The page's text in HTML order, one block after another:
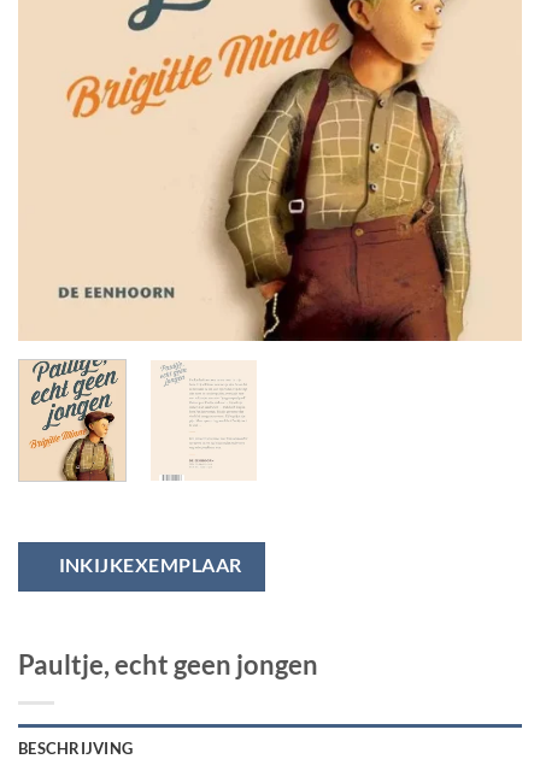
INKIJKEXEMPLAAR
Paultje, echt geen jongen
BESCHRIJVING